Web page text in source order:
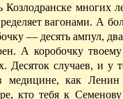
многих
вагонами. А
— десять ампул,
А коробочку
Десяток случаев, и у
медицине, как
кто тебя к